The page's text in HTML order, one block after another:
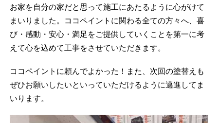
お家を自分の家だと思って施工にあたるように心がけて
まいりました。ココペイントに関わる全ての方々へ、喜
び・感動・安心・満足をご提供していくことを第一に考
えて心を込めて工事をさせていただきます。
ココペイントに頼んでよかった！また、次回の塗替えも
ぜひお願いしたいといっていただけるように邁進してま
いります。